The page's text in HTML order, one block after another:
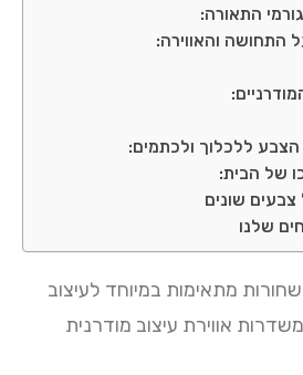
התאורה:
והאווירה:
הצבע ללכלוך ולכתמים:
של הבית:
צבעים שונים
שלנו
מתאימות במיוחד לעיצוב
אווירת עיצוב מודרנית